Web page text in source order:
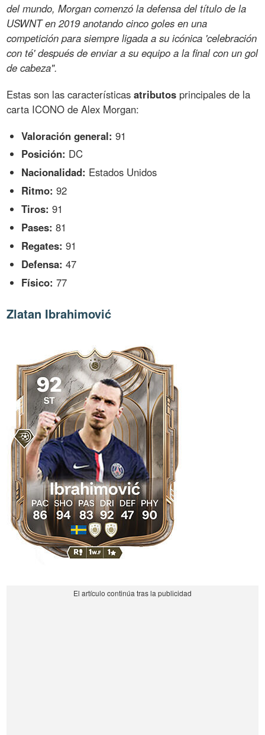
del mundo, Morgan comenzó la defensa del título de la
USWNT en 2019 anotando cinco goles en una
competición para siempre ligada a su icónica 'celebración
con té' después de enviar a su equipo a la final con un gol
de cabeza".
Estas son las característicasatributos principales de la
carta ICONO de Alex Morgan:
Valoración general: 91
Posición: DC
Nacionalidad: Estados Unidos
Ritmo: 92
Tiros: 91
Pases: 81
Regates: 91
Defensa: 47
Físico: 77
Zlatan Ibrahimović